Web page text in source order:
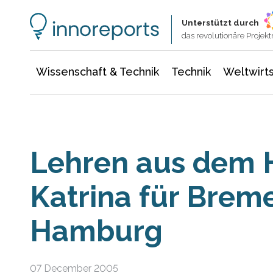
Unterstützt durch
das revolutionäre
Wissenschaft & Technik Technik
Lehren aus dem
Katrina für
Hamburg
07 December 2005